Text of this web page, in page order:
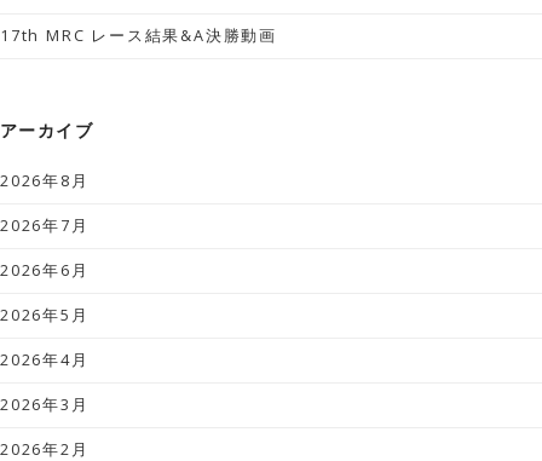
17th MRC レース結果&A決勝動画
アーカイブ
2026年8月
2026年7月
2026年6月
2026年5月
2026年4月
2026年3月
2026年2月